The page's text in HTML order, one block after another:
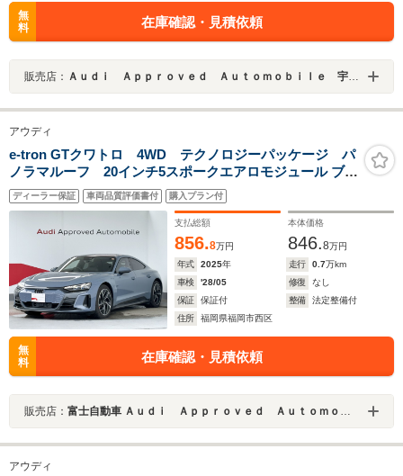
無
料
在庫確認・見積依頼
販売店： Ａｕｄｉ Ａｐｐｒｏｖｅｄ Ａｕｔｏｍｏｂｉｌｅ 宇都宮
アウディ
e-tron GTクワトロ 4WD テクノロジーパッケージ パ
ノラマルーフ 20インチ5スポークエアロモジュール ブラ
ックアルミホイール
ディーラー保証 車両品質評価書付 購入プラン付
支払総額
856.8万円
本体価格
846.8万円
年式
2025年 走行 0.7万km
車検
'28/05 修復
なし
保証
保証付 整備
法定整備付
住所
福岡県福岡市西区
無
料
在庫確認・見積依頼
販売店： 富士自動車 Ａｕｄｉ Ａｐｐｒｏｖｅｄ Ａｕｔｏｍｏｂｉｌｅ福岡マリーナ
アウディ